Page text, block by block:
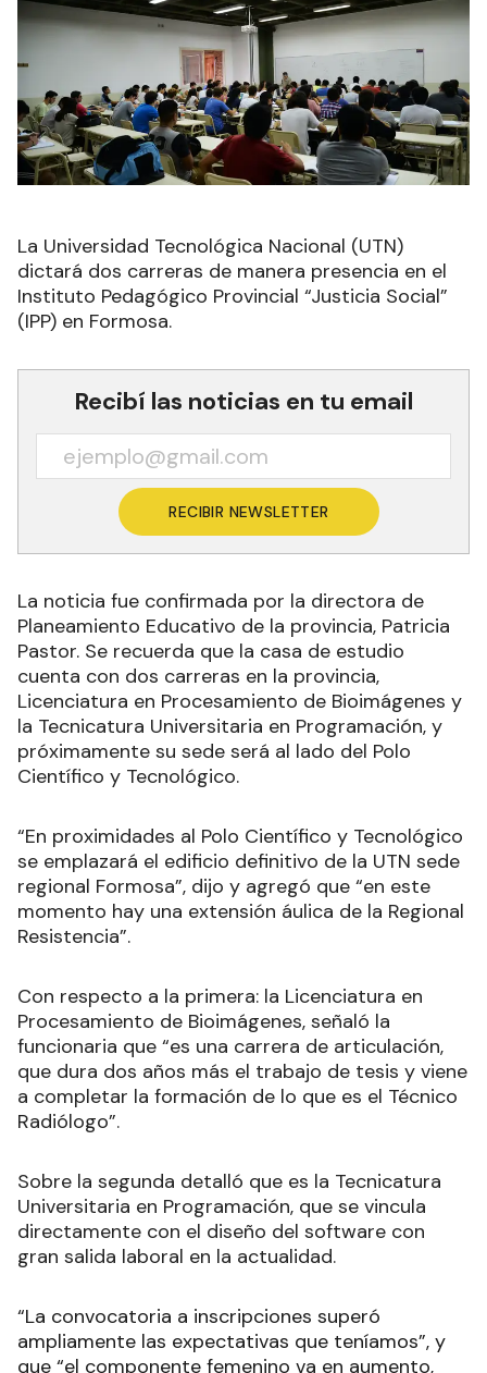
La Universidad Tecnológica Nacional (UTN)
dictará dos carreras de manera presencia en el
Instituto Pedagógico Provincial “Justicia Social”
(IPP) en Formosa.
Recibí las noticias en tu email
RECIBIR NEWSLETTER
La noticia fue confirmada por la directora de
Planeamiento Educativo de la provincia, Patricia
Pastor. Se recuerda que la casa de estudio
cuenta con dos carreras en la provincia,
Licenciatura en Procesamiento de Bioimágenes y
la Tecnicatura Universitaria en Programación, y
próximamente su sede será al lado del Polo
Científico y Tecnológico.
“En proximidades al Polo Científico y Tecnológico
se emplazará el edificio definitivo de la UTN sede
regional Formosa”, dijo y agregó que “en este
momento hay una extensión áulica de la Regional
Resistencia”.
Con respecto a la primera: la Licenciatura en
Procesamiento de Bioimágenes, señaló la
funcionaria que “es una carrera de articulación,
que dura dos años más el trabajo de tesis y viene
a completar la formación de lo que es el Técnico
Radiólogo”.
Sobre la segunda detalló que es la Tecnicatura
Universitaria en Programación, que se vincula
directamente con el diseño del software con
gran salida laboral en la actualidad.
“La convocatoria a inscripciones superó
ampliamente las expectativas que teníamos”, y
que “el componente femenino va en aumento,